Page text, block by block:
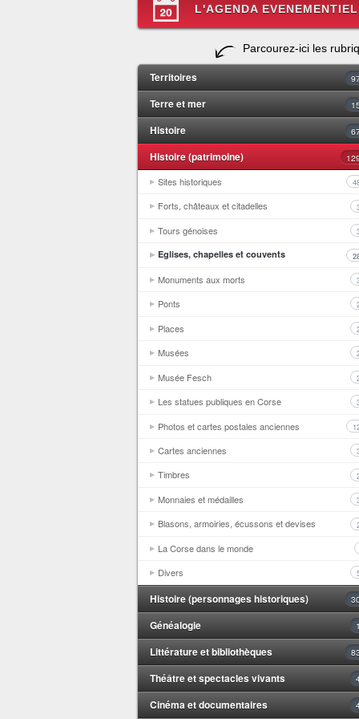
L'AGENDA EVENEMENTIEL
Parcourez-ici les
Territoires
Terre et mer
Histoire
Histoire (patrimoine)
Sites historiques
Forts, châteaux et citadelles
Tours génoises
Eglises, chapelles et couvents
Monuments aux morts
Ponts
Places
Musées
Musée Fesch
Les statues publiques en Corse
Photos et cartes postales anciennes
Cartes anciennes
Timbres
Monnaies et médailles
Blasons, armoiries, écussons et devises
La Corse dans le monde
Divers
Histoire (personnages historiques)
Généalogie
Littérature et bibliothèques
Théâtre et spectacles vivants
Cinéma et documentaires